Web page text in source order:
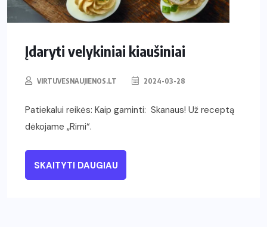
Įdaryti velykiniai kiaušiniai
VIRTUVESNAUJIENOS.LT 2024-03-28
Patiekalui reikės: Kaip gaminti: Skanaus! Už receptą
dėkojame „Rimi“.
SKAITYTI DAUGIAU